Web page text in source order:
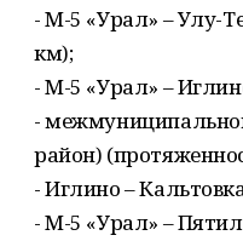
- М-5 «Урал» – Улу-
км);
- М-5 «Урал» –
-
район)
- Иглино –
- М-5 «Урал» –